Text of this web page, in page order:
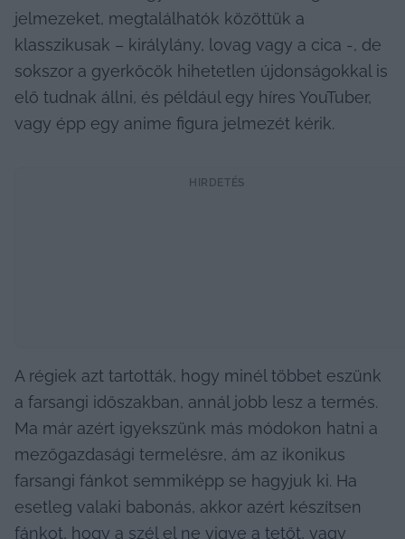
jelmezeket, megtalálhatók közöttük a
klasszikusak – királylány, lovag vagy a cica -, de
sokszor a gyerkőcök hihetetlen újdonságokkal is
elő tudnak állni, és például egy híres YouTuber,
vagy épp egy anime figura jelmezét kérik.
HIRDETÉS
A régiek azt tartották, hogy minél többet eszünk
a farsangi időszakban, annál jobb lesz a termés.
Ma már azért igyekszünk más módokon hatni a
mezőgazdasági termelésre, ám az ikonikus
farsangi fánkot semmiképp se hagyjuk ki. Ha
esetleg valaki babonás, akkor azért készítsen
fánkot, hogy a szél el ne vigye a tetőt, vagy